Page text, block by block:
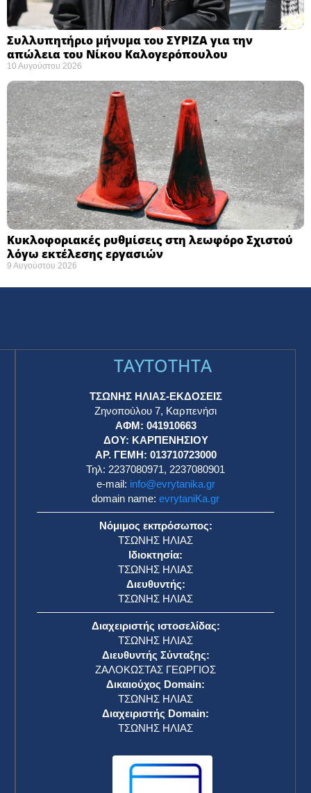
Συλλυπητήριο μήνυμα του ΣΥΡΙΖΑ για την
απώλεια του Νίκου Καλογερόπουλου ​
10 Αυγούστου 2026
Κυκλοφοριακές ρυθμίσεις στη λεωφόρο Σχιστού
λόγω εκτέλεσης εργασιών
9 Αυγούστου 2026
TAYTOTHTA
ΤΣΩΝΗΣ ΗΛΙΑΣ-ΕΚΔΟΣΕΙΣ
Ζηνοπούλου 7, Καρπενήσι
ΑΦΜ: 041910663
ΔΟΥ: ΚΑΡΠΕΝΗΣΙΟΥ
ΑΡ. ΓΕΜΗ: 013710723000
Τηλ: 2237080971, 2237080901
e-mail: info@evrytanika.gr
domain name: evrytaniKa.gr
Νόμιμος εκπρόσωπος:
ΤΣΩΝΗΣ ΗΛΙΑΣ
Ιδιοκτησία:
ΤΣΩΝΗΣ ΗΛΙΑΣ
Διευθυντής:
ΤΣΩΝΗΣ ΗΛΙΑΣ
Διαχειριστής ιστοσελίδας:
ΤΣΩΝΗΣ ΗΛΙΑΣ
Διευθυντής Σύνταξης:
ΖΑΛΟΚΩΣΤΑΣ ΓΕΩΡΓΙΟΣ
Δικαιούχος Domain:
ΤΣΩΝΗΣ ΗΛΙΑΣ
Διαχειριστής Domain:
ΤΣΩΝΗΣ ΗΛΙΑΣ